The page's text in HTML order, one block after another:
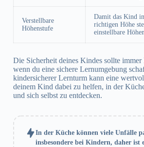
Verstellbare
Höhenstufe
Damit das Kind
richtigen Höhe
einstellbare
Die Sicherheit deines Kindes sollte immer
wenn du eine sichere Lernumgebung
kindersicherer Lernturm kann eine
deinem Kind dabei zu helfen, in der
und sich selbst zu entdecken.
In der Küche können viele Unfälle
insbesondere bei Kindern, daher ist